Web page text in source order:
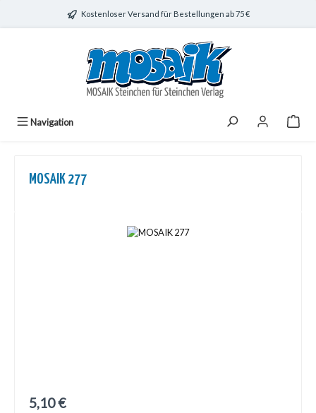
Zum Hauptinhalt springenKostenloser Versand für Bestellungen ab 75 €
Navigation
MOSAIK 277
Bildergalerie überspringen
5,10 €